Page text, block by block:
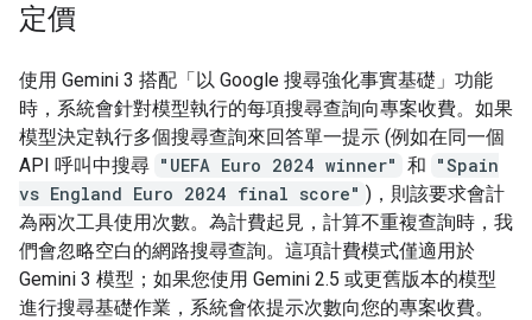
定價
使用 Gemini 3 搭配「以 Google 搜尋強化事實基礎」功能
時，系統會針對模型執行的每項搜尋查詢向專案收費。如果
模型決定執行多個搜尋查詢來回答單一提示 (例如在同一個
API 呼叫中搜尋 "UEFA Euro 2024 winner" 和 "Spain
vs England Euro 2024 final score" )，則該要求會計
為兩次工具使用次數。為計費起見，計算不重複查詢時，我
們會忽略空白的網路搜尋查詢。這項計費模式僅適用於
Gemini 3 模型；如果您使用 Gemini 2.5 或更舊版本的模型
進行搜尋基礎作業，系統會依提示次數向您的專案收費。